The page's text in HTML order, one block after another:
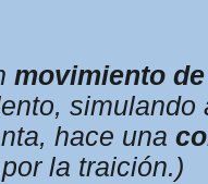
movimiento de
simulando
hace una
la traición.)